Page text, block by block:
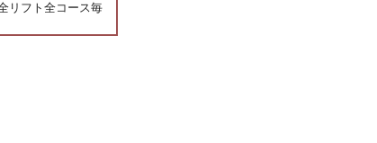
リフト全コース毎